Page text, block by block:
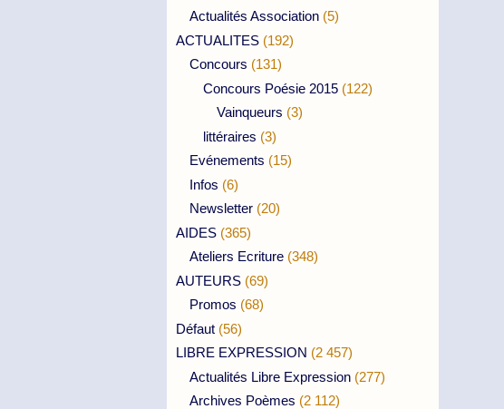
Actualités Association (5)
ACTUALITES (192)
Concours (131)
Concours Poésie 2015 (122)
Vainqueurs (3)
littéraires (3)
Evénements (15)
Infos (6)
Newsletter (20)
AIDES (365)
Ateliers Ecriture (348)
AUTEURS (69)
Promos (68)
Défaut (56)
LIBRE EXPRESSION (2 457)
Actualités Libre Expression (277)
Archives Poèmes (2 112)